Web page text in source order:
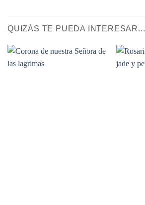
QUIZÁS TE PUEDA INTERESAR...